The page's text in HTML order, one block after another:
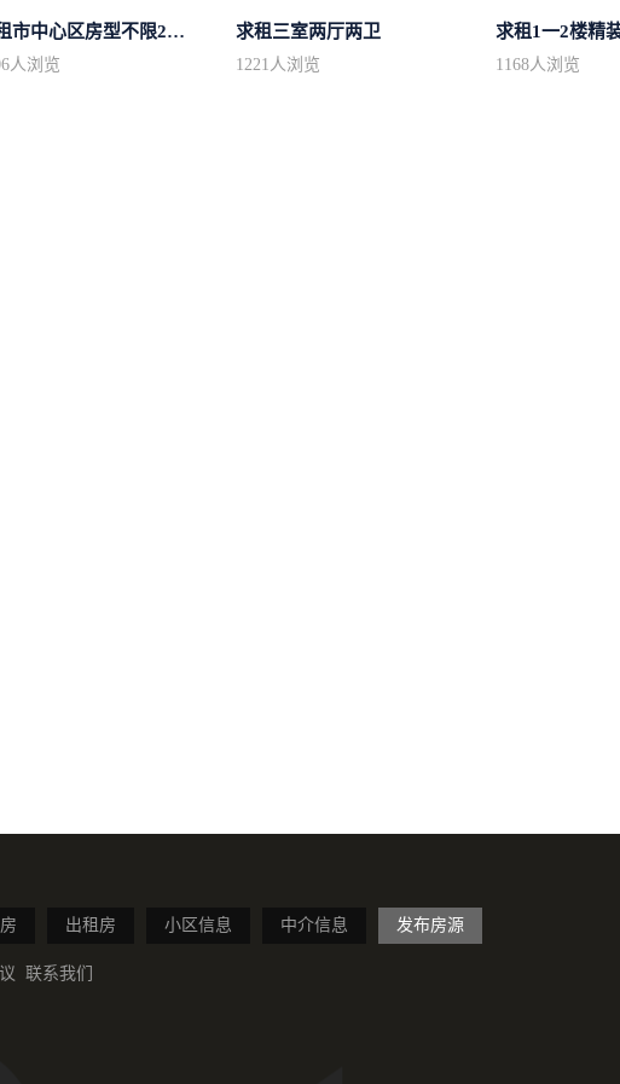
求租市中心区房型不限2室1厅中档装修
人浏览
求租三室两厅两卫
1221人浏览 1168人浏览
出租房 小区信息 中介信息 发布房源
联系我们